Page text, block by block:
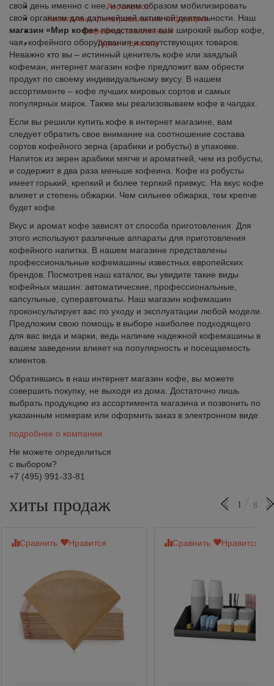
Аэропресс
Капельные фильтровальные кофеварки
Кофейник стеклянный
Турки и джезвы
свой день именно с нее, и таким образом мобилизировать
свой организм для дальнейшей активной деятельности. Наш
магазин «Мир кофе»представляет вам широкий выбор кофе,
чая, кофейного оборудования и сопутствующих товаров.
Неважно кто вы – истинный ценитель кофе или заядлый
кофеман, интернет магазин кофе предложит вам обрести
продукт по своему индивидуальному вкусу. В нашем
ассортименте – кофе лучших мировых сортов и самых
популярных марок. Также мы реализовываем кофе в чалдах.
Если вы решили купить кофе в интернет магазине, вам
следует обратить свое внимание на соотношение состава
сортов кофейного зерна (арабики и робусты) в упаковке.
Напиток из зерен арабики мягче и ароматней, чем из робусты,
и содержит в два раза меньше кофеина. Кофе из робусты
имеет горький, крепкий и более терпкий привкус. На вкус кофе
влияет и степень обжарки. Чем сильнее обжарка, тем крепче
будет кофе.
Вкус и аромат кофе зависят от способа приготовления. Для
этого используют различные аппараты для приготовления
кофейного напитка. В нашем магазине представлены
профессиональные кофемашины известных европейских
брендов. Посмотрев наш каталог, вы увидите такие виды
кофейных машин: автоматические, профессиональные,
капсульные, суперавтоматы. Наш магазин кофемашин
проконсультирует вас по уходу и эксплуатации любой модели.
Предложим свою помощь в выборе наиболее подходящего
для вас вида и марки, ведь наличие надежной кофемашины в
вашем заведении влияет на популярность и посещаемость
клиентов.
Обратившись в наш интернет магазин кофе, вы можете
совершить покупку, не выходя из дома. Достаточно лишь
выбрать продукцию из ассортимента магазина и позвонить по
указанным номерам или оформить заказ в электронном виде.
подробнее о компании
Не можете определиться
с выбором?
+7 (495) 991-33-81
хиты продаж 1 8
Сравнить Нравится Сравнить Нравится